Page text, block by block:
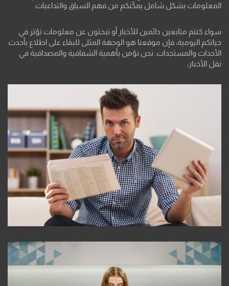
المعلومات بشكل شامل يمكّنكم من فهم السياق والتداعيات.
سواء كنتم متابعين دائمين للأخبار أو تبحثون عن معلومات تؤثر في
حياتكم اليومية، فإن موقعنا هو الوجهة المثلى للبقاء على اطلاع بأحدث
الأحداث والمستجدات. نحن نؤمن بأهمية الشفافية والمصداقية في
نقل الأخبار،